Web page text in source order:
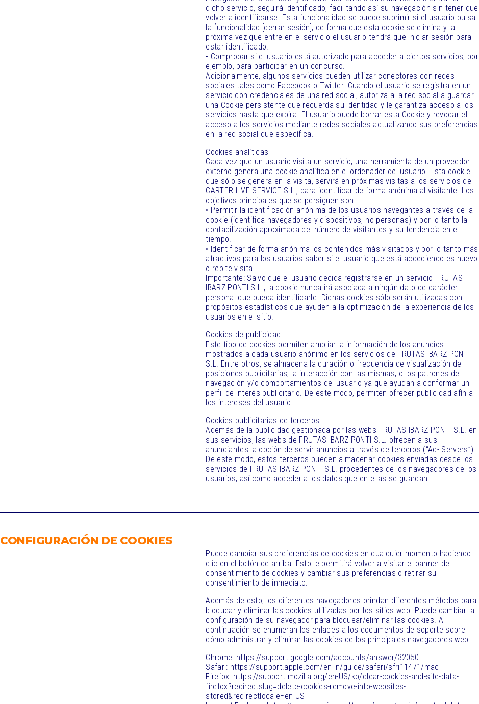
dicho servicio, seguirá identificado, facilitando así su navegación sin tener que
volver a identificarse. Esta funcionalidad se puede suprimir si el usuario pulsa
la funcionalidad [cerrar sesión], de forma que esta cookie se elimina y la
próxima vez que entre en el servicio el usuario tendrá que iniciar sesión para
estar identificado.
• Comprobar si el usuario está autorizado para acceder a ciertos servicios, por
ejemplo, para participar en un concurso.
Adicionalmente, algunos servicios pueden utilizar conectores con redes
sociales tales como Facebook o Twitter. Cuando el usuario se registra en un
servicio con credenciales de una red social, autoriza a la red social a guardar
una Cookie persistente que recuerda su identidad y le garantiza acceso a los
servicios hasta que expira. El usuario puede borrar esta Cookie y revocar el
acceso a los servicios mediante redes sociales actualizando sus preferencias
en la red social que específica.
Cookies analíticas
Cada vez que un usuario visita un servicio, una herramienta de un proveedor
externo genera una cookie analítica en el ordenador del usuario. Esta cookie
que sólo se genera en la visita, servirá en próximas visitas a los servicios de
CARTER LIVE SERVICE S.L., para identificar de forma anónima al visitante. Los
objetivos principales que se persiguen son:
• Permitir la identificación anónima de los usuarios navegantes a través de la
cookie (identifica navegadores y dispositivos, no personas) y por lo tanto la
contabilización aproximada del número de visitantes y su tendencia en el
tiempo.
• Identificar de forma anónima los contenidos más visitados y por lo tanto más
atractivos para los usuarios saber si el usuario que está accediendo es nuevo
o repite visita.
Importante: Salvo que el usuario decida registrarse en un servicio FRUTAS
IBARZ PONTI S.L., la cookie nunca irá asociada a ningún dato de carácter
personal que pueda identificarle. Dichas cookies sólo serán utilizadas con
propósitos estadísticos que ayuden a la optimización de la experiencia de los
usuarios en el sitio.
Cookies de publicidad
Este tipo de cookies permiten ampliar la información de los anuncios
mostrados a cada usuario anónimo en los servicios de FRUTAS IBARZ PONTI
S.L. Entre otros, se almacena la duración o frecuencia de visualización de
posiciones publicitarias, la interacción con las mismas, o los patrones de
navegación y/o comportamientos del usuario ya que ayudan a conformar un
perfil de interés publicitario. De este modo, permiten ofrecer publicidad afín a
los intereses del usuario.
Cookies publicitarias de terceros
Además de la publicidad gestionada por las webs FRUTAS IBARZ PONTI S.L. en
sus servicios, las webs de FRUTAS IBARZ PONTI S.L. ofrecen a sus
anunciantes la opción de servir anuncios a través de terceros (“Ad- Servers”).
De este modo, estos terceros pueden almacenar cookies enviadas desde los
servicios de FRUTAS IBARZ PONTI S.L. procedentes de los navegadores de los
usuarios, así como acceder a los datos que en ellas se guardan.
CONFIGURACIÓN DE COOKIES
Puede cambiar sus preferencias de cookies en cualquier momento haciendo
clic en el botón de arriba. Esto le permitirá volver a visitar el banner de
consentimiento de cookies y cambiar sus preferencias o retirar su
consentimiento de inmediato.
Además de esto, los diferentes navegadores brindan diferentes métodos para
bloquear y eliminar las cookies utilizadas por los sitios web. Puede cambiar la
configuración de su navegador para bloquear/eliminar las cookies. A
continuación se enumeran los enlaces a los documentos de soporte sobre
cómo administrar y eliminar las cookies de los principales navegadores web.
Chrome: https://support.google.com/accounts/answer/32050
Safari: https://support.apple.com/en-in/guide/safari/sfri11471/mac
Firefox: https://support.mozilla.org/en-US/kb/clear-cookies-and-site-data-
firefox?redirectslug=delete-cookies-remove-info-websites-
stored&redirectlocale=en-US